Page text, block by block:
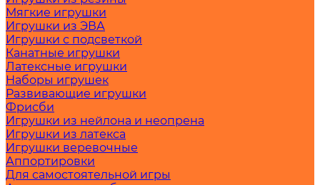
Мягкие игрушки
Игрушки из ЭВА
Игрушки с подсветкой
Канатные игрушки
Латексные игрушки
Наборы игрушек
Развивающие игрушки
Фрисби
Игрушки из нейлона и неопрена
Игрушки из латекса
Игрушки веревочные
Аппортировки
Для самостоятельной игры